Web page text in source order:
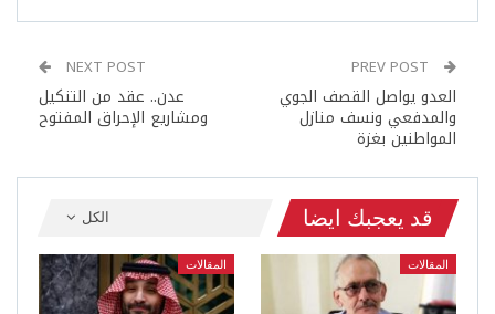
العدو يواصل القصف الجوي
والمدفعي ونسف منازل
المواطنين بغزة
NEXT POST
عدن.. عقد من التنكيل
ومشاريع الإحراق المفتوح
الكل قد يعجبك ايضا
المقالات المقالات